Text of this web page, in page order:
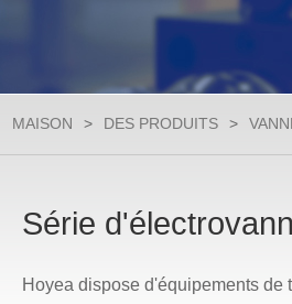
MAISON > DES PRODUITS >
Série
Hoyea dispose d'équipements